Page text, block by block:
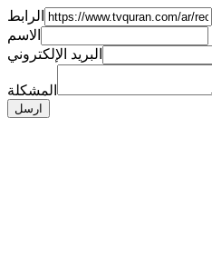
الرابط
الاسم
البريد الإلكتروني
المشكلة
ارسل